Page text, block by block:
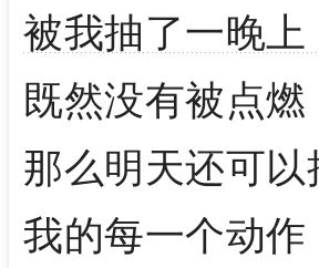
被我抽了一晚上
既然没有被点燃
那么明天还可以
我的每一个动作